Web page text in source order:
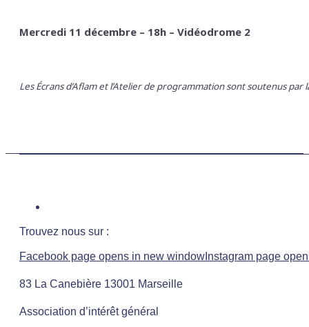
Mercredi 11 décembre – 18h – Vidéodrome 2
Les Écrans d’Aflam et l’Atelier de programmation sont soutenus par
Trouvez nous sur :
Facebook page opens in new window Instagram page
83 La Canebière 13001 Marseille
Association d’intérêt général